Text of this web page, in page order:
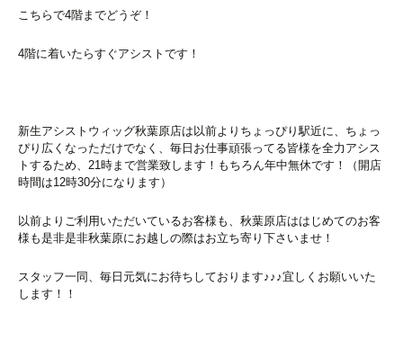
こちらで4階までどうぞ！
4階に着いたらすぐアシストです！
新生アシストウィッグ秋葉原店は以前よりちょっぴり駅近に、ちょっ
ぴり広くなっただけでなく、毎日お仕事頑張ってる皆様を全力アシス
トするため、21時まで営業致します！もちろん年中無休です！（開店
時間は12時30分になります）
以前よりご利用いただいているお客様も、秋葉原店ははじめてのお客
様も是非是非秋葉原にお越しの際はお立ち寄り下さいませ！
スタッフ一同、毎日元気にお待ちしております♪♪♪宜しくお願いいた
します！！